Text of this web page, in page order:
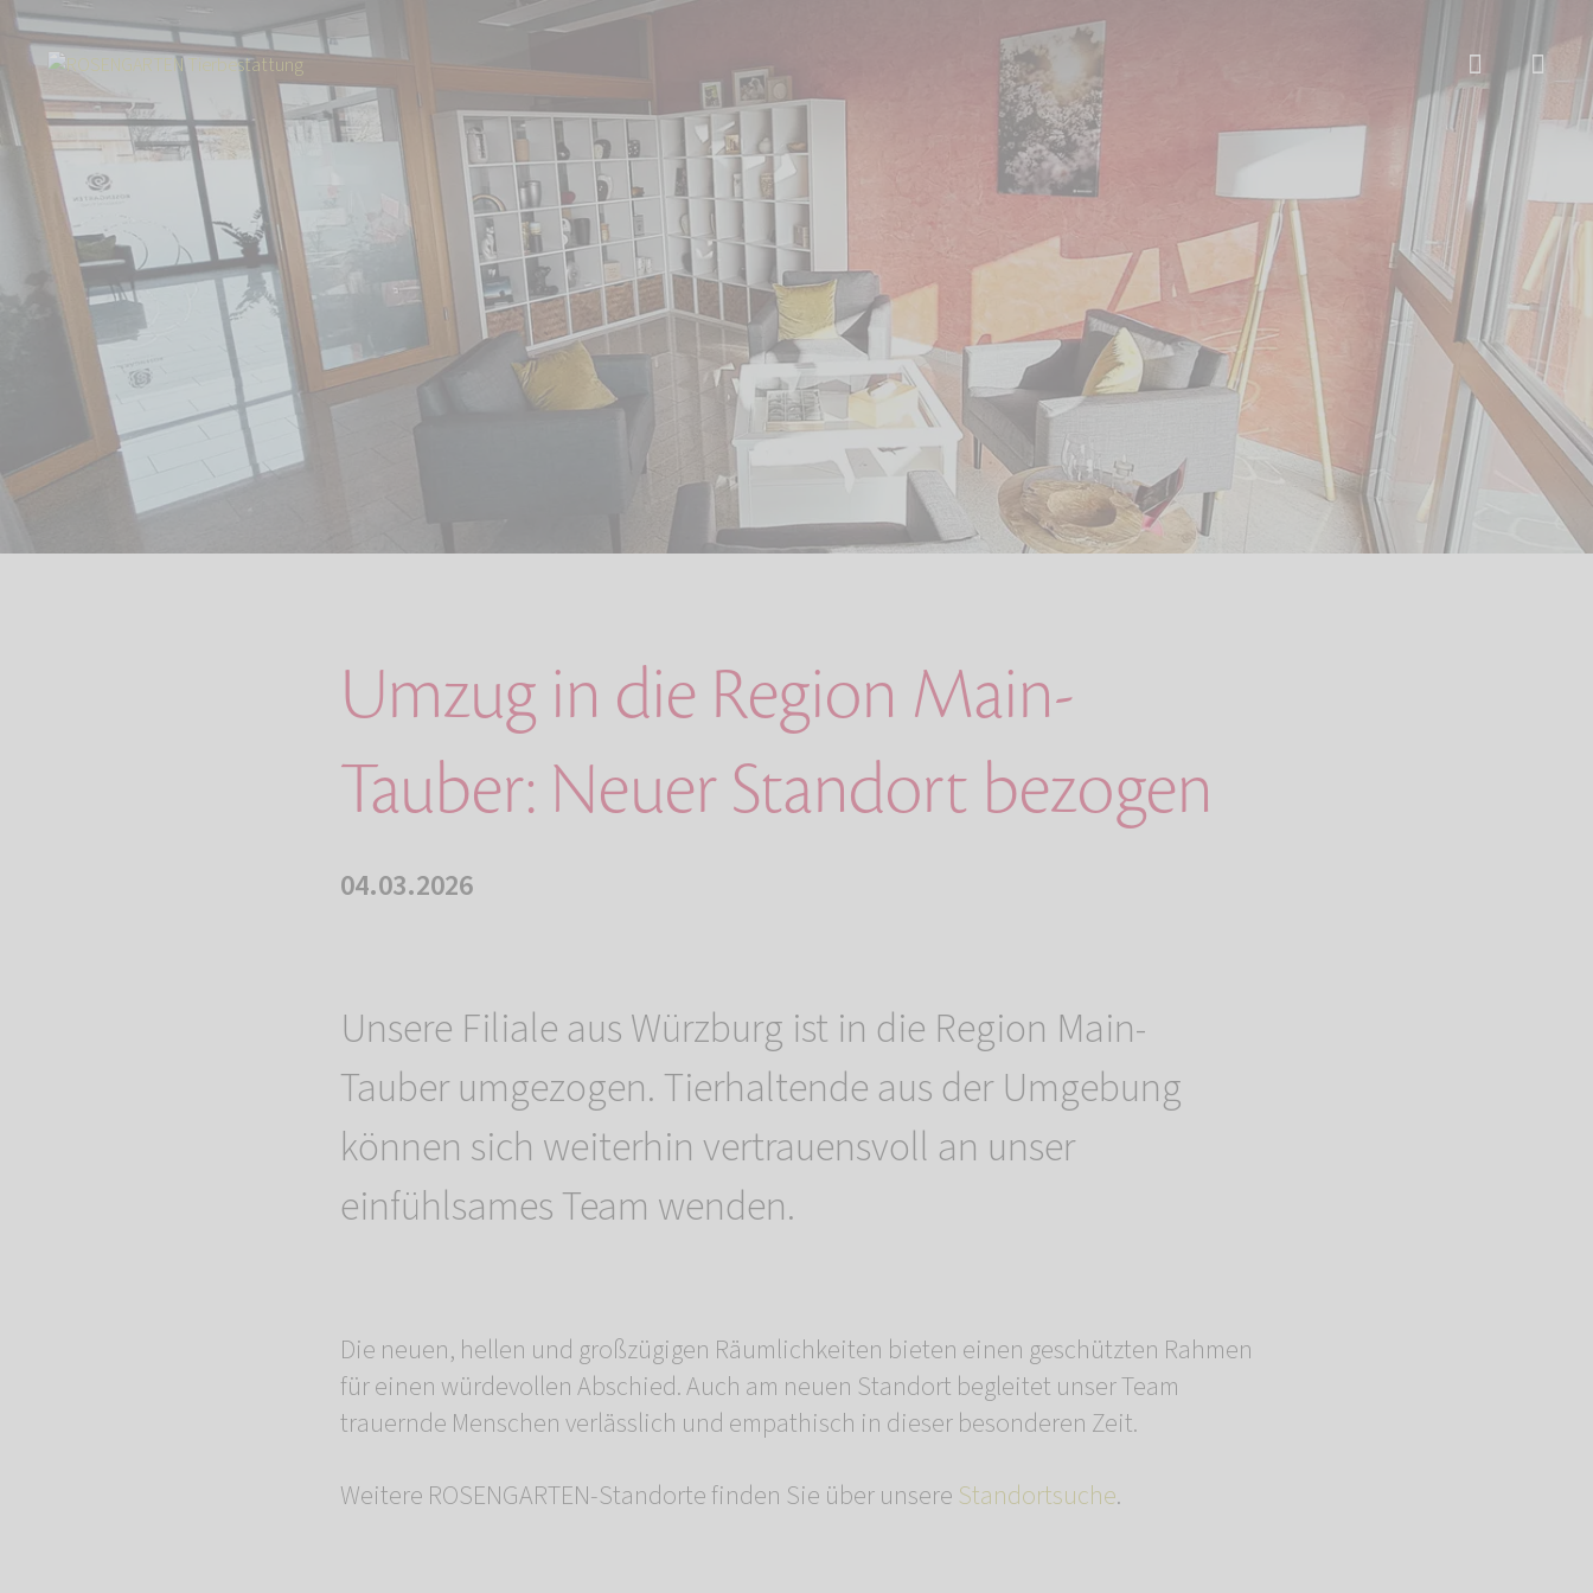
Start Über uns Aktuelles Umzug in die Region Main-Tauber: Neuer Standort bezogen
Umzug in die Region Main-
Tauber: Neuer Standort bezogen
04.03.2026
Unsere Filiale aus Würzburg ist in die Region Main-
Tauber umgezogen. Tierhaltende aus der Umgebung
können sich weiterhin vertrauensvoll an unser
einfühlsames Team wenden.
Die neuen, hellen und großzügigen Räumlichkeiten bieten einen geschützten Rahmen
für einen würdevollen Abschied. Auch am neuen Standort begleitet unser Team
trauernde Menschen verlässlich und empathisch in dieser besonderen Zeit.
Weitere ROSENGARTEN-Standorte finden Sie über unsereStandortsuche.